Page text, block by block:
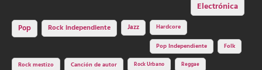
Electrónica
Pop Rock independiente Jazz Hardcore
Pop Independiente Folk
Rock mestizo Canción de autor Rock Urbano Reggae